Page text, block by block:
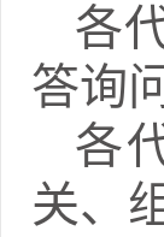
各
答询
各
关、